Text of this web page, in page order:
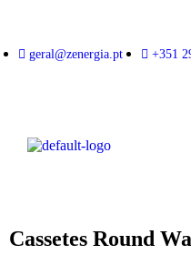
geral@zenergia.pt +351
Cassetes Round